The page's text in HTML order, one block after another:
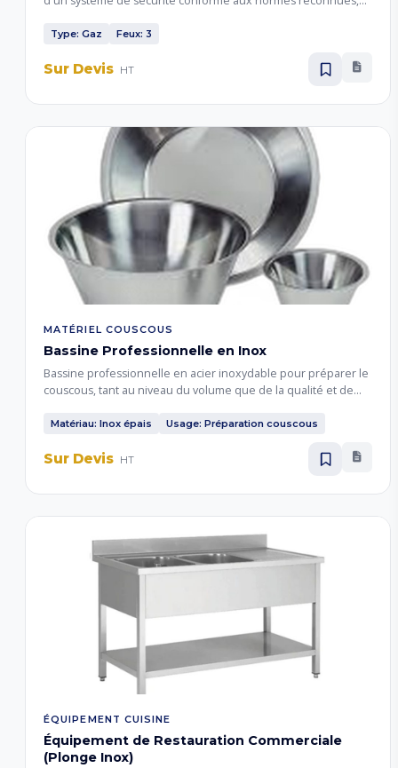
la cuisson de grandes quantités dans les cuisines
Type: Gaz Feux: 3
Sur Devis HT
MATÉRIEL COUSCOUS
Bassine Professionnelle en Inox
Bassine professionnelle en acier inoxydable pour préparer le
couscous, tant au niveau du volume que de la qualité et de
usage professionnel intensif.
Matériau: Inox épais Usage: Préparation couscous
Sur Devis HT
ÉQUIPEMENT CUISINE
Équipement de Restauration Commerciale
(Plonge Inox)